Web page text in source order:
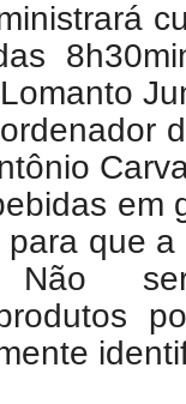
do
em
que
Não